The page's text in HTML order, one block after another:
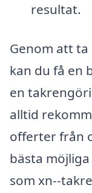
resultat.
Genom att
kan du få en
en
alltid
offerter från
bästa
som xn--